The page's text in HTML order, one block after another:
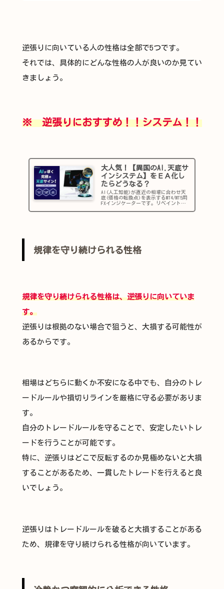
逆張りに向いている人の性格は全部で5つです。
それでは、具体的にどんな性格の人が良いのか見てい
きましょう。
※ 逆張りにおすすめ！！システム！！
大人気！【異国のAI.天底サ
インシステム】をＥＡ化し
たらどうなる？
AI(人工知能)が直近の相場に合わせ天
底(価格の転換点)を表示するMT4/MT5用
FXインジケーターです。リペイントは
規律を守り続けられる性格
規律を守り続けられる性格は、逆張りに向いていま
す。
逆張りは根拠のない場合で狙うと、大損する可能性が
あるからです。
相場はどちらに動くか不安になる中でも、自分のトレ
ードルールや損切りラインを厳格に守る必要がありま
す。
自分のトレードルールを守ることで、安定したいトレ
ードを行うことが可能です。
特に、逆張りはどこで反転するのか見極めないと大損
することがあるため、一貫したトレードを行えると良
いでしょう。
逆張りはトレードルールを破ると大損することがある
ため、規律を守り続けられる性格が向いています。